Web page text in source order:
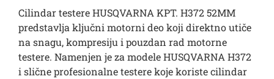
Cilindar testere HUSQVARNA KPT. H372 52MM
predstavlja ključni motorni deo koji direktno utiče
na snagu, kompresiju i pouzdan rad motorne
testere. Namenjen je za modele HUSQVARNA H372
i slične profesionalne testere koje koriste cilindar